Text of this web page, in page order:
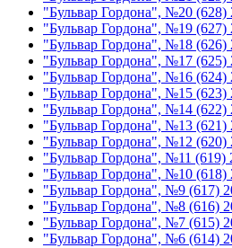
"Бульвар Гордона", №20 (628)
"Бульвар Гордона", №19 (627)
"Бульвар Гордона", №18 (626)
"Бульвар Гордона", №17 (625)
"Бульвар Гордона", №16 (624)
"Бульвар Гордона", №15 (623)
"Бульвар Гордона", №14 (622)
"Бульвар Гордона", №13 (621)
"Бульвар Гордона", №12 (620)
"Бульвар Гордона", №11 (619)
"Бульвар Гордона", №10 (618)
"Бульвар Гордона", №9 (617)
"Бульвар Гордона", №8 (616)
"Бульвар Гордона", №7 (615)
"Бульвар Гордона", №6 (614)